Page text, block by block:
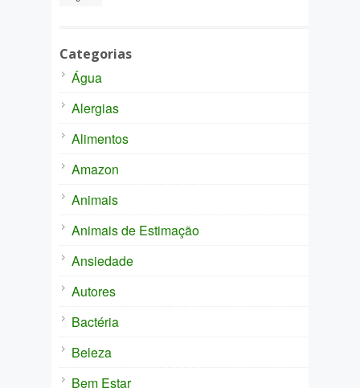
Categorias
Água
Alergias
Alimentos
Amazon
Animais
Animais de Estimação
Ansiedade
Autores
Bactéria
Beleza
Bem Estar